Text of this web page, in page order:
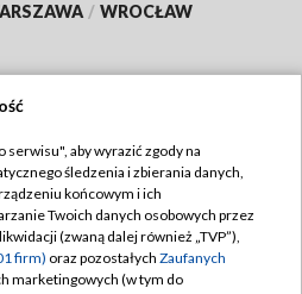
/ WROCŁAW
TVP
TVP
prywatności
aby wyrazić zgody na
śledzenia i zbierania danych,
końcowym i ich
Twoich danych osobowych przez
(zwaną dalej również „TVP”),
firm) oraz pozostałych Zaufanych
marketingowych (w tym do